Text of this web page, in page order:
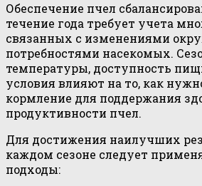
Обеспечение пчел
течение года требует учета
связанных с изменениями
потребностями насекомых.
температуры, доступность
условия влияют на то, как
кормление для поддержания
продуктивности пчел.
Для достижения наилучших
каждом сезоне следует
подходы: